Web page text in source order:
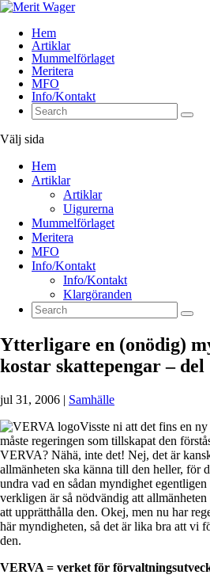
Hem
Artiklar
Mummelförlaget
Meritera
MFO
Info/Kontakt
Välj sida
Hem
Artiklar
Artiklar
Uigurerna
Mummelförlaget
Meritera
MFO
Info/Kontakt
Info/Kontakt
Klargöranden
Ytterligare en (onödig)
kostar skattepengar – del
jul 31, 2006 | Samhälle
Visste ni att det fins en
måste regeringen som tillskapat den
VERVA? Nähä, inte det! Nej, det är
allmänheten ska känna till den heller, för
undra vad en sådan myndighet
verkligen är så nödvändig att
att upprätthålla den. Okej, men nu har
här myndigheten, så det är lika bra att vi
den.
VERVA = verket för